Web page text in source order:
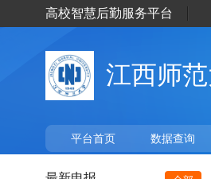
高校智慧后勤服务平台
江西师
平台首页 数据查询